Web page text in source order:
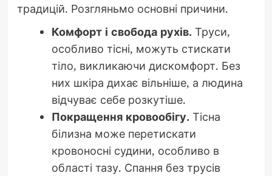
традицій. Розгляньмо основні причини.
Комфорт і свобода рухів. Труси,
особливо тісні, можуть стискати
тіло, викликаючи дискомфорт. Без
них шкіра дихає вільніше, а людина
відчуває себе розкутіше.
Покращення кровообігу. Тісна
білизна може перетискати
кровоносні судини, особливо в
області тазу. Спання без трусів